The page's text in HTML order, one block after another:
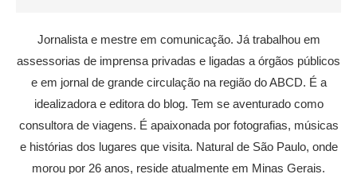
Jornalista e mestre em comunicação. Já trabalhou em
assessorias de imprensa privadas e ligadas a órgãos públicos
e em jornal de grande circulação na região do ABCD. É a
idealizadora e editora do blog. Tem se aventurado como
consultora de viagens. É apaixonada por fotografias, músicas
e histórias dos lugares que visita. Natural de São Paulo, onde
morou por 26 anos, reside atualmente em Minas Gerais.